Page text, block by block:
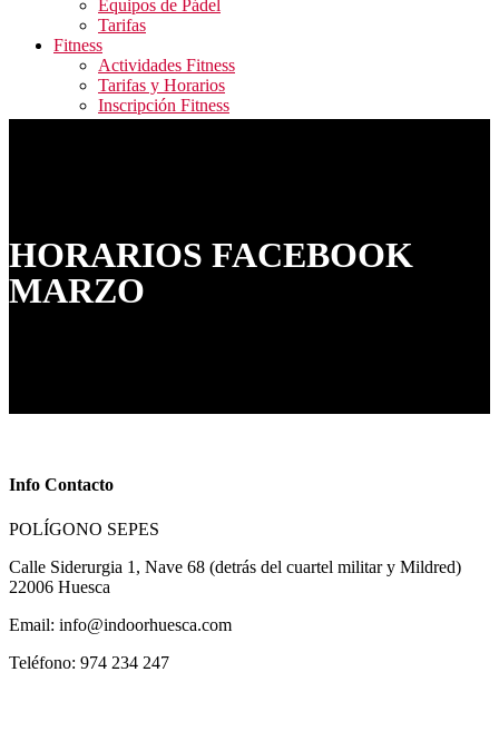
Equipos de Pádel
Tarifas
Fitness
Actividades Fitness
Tarifas y Horarios
Inscripción Fitness
Blog
HORARIOS FACEBOOK
MARZO
Info Contacto
POLÍGONO SEPES
Calle Siderurgia 1, Nave 68 (detrás del cuartel militar y Mildred)
22006 Huesca
Email: info@indoorhuesca.com
Teléfono: 974 234 247